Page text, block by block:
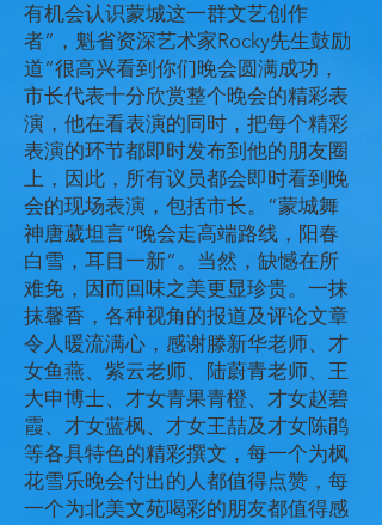
有机会认识蒙城这一群文艺创作
者”，魁省资深艺术家Rocky先生鼓励
道“很高兴看到你们晚会圆满成功，
市长代表十分欣赏整个晚会的精彩表
演，他在看表演的同时，把每个精彩
表演的环节都即时发布到他的朋友圈
上，因此，所有议员都会即时看到晚
会的现场表演，包括市长。”蒙城舞
神唐葳坦言“晚会走高端路线，阳春
白雪，耳目一新”。当然，缺憾在所
难免，因而回味之美更显珍贵。一抹
抹馨香，各种视角的报道及评论文章
令人暖流满心，感谢滕新华老师、才
女鱼燕、紫云老师、陆蔚青老师、王
大申博士、才女青果青橙、才女赵碧
霞、才女蓝枫、才女王喆及才女陈鹃
等各具特色的精彩撰文，每一个为枫
花雪乐晚会付出的人都值得点赞，每
一个为北美文苑喝彩的朋友都值得感